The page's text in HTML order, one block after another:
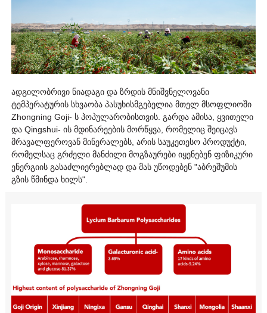
ადგილობრივი ნიადაგი და ზრდის მნიშვნელოვანი
ტემპერატურის სხვაობა პასუხისმგებელია მთელ მსოფლიოში
Zhongning Goji- ს პოპულარობისთვის. გარდა ამისა, ყვითელი
და Qingshui- ის მდინარეების მორწყვა, რომელიც შეიცავს
მრავალფეროვან მინერალებს, არის საუკეთესო პროდუქტი,
რომელსაც გრძელი მანძილი მოგზაურები იყენებენ ფიზიკური
ენერგიის გასაძლიერებლად და მას უწოდებენ "აბრეშუმის
გზის წმინდა ხილს".